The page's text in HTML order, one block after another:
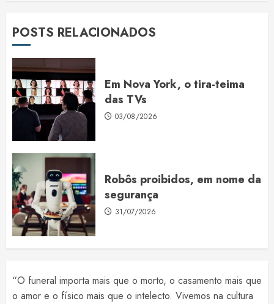
POSTS RELACIONADOS
Em Nova York, o tira-teima
das TVs
03/08/2026
Robôs proibidos, em nome da
segurança
31/07/2026
“O funeral importa mais que o morto, o casamento mais que
o amor e o físico mais que o intelecto. Vivemos na cultura